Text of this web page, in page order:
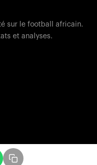
sur le football africain.
et analyses.